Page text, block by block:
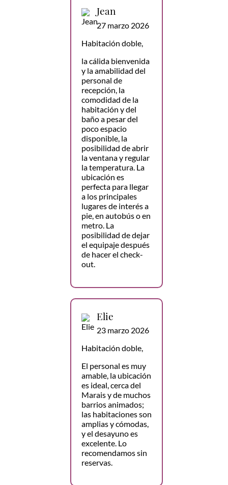
Jean
27 marzo 2026
Habitación doble,
la cálida bienvenida
y la amabilidad del
personal de
recepción, la
comodidad de la
habitación y del
baño a pesar del
poco espacio
disponible, la
posibilidad de abrir
la ventana y regular
la temperatura. La
ubicación es
perfecta para llegar
a los principales
lugares de interés a
pie, en autobús o en
metro. La
posibilidad de dejar
el equipaje después
de hacer el check-
out.
Elie
23 marzo 2026
Habitación doble,
El personal es muy
amable, la ubicación
es ideal, cerca del
Marais y de muchos
barrios animados;
las habitaciones son
amplias y cómodas,
y el desayuno es
excelente. Lo
recomendamos sin
reservas.